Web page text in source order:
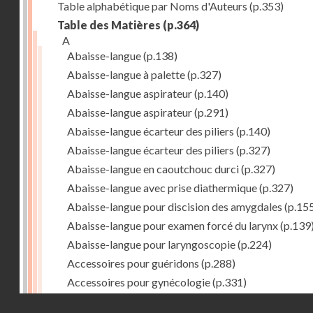
Table alphabétique par Noms d'Auteurs (p.353)
Table des Matières (p.364)
A
Abaisse-langue(p.138)
Abaisse-langue à palette(p.327)
Abaisse-langue aspirateur(p.140)
Abaisse-langue aspirateur(p.291)
Abaisse-langue écarteur des piliers (p.140)
Abaisse-langue écarteur des piliers (p.327)
Abaisse-langue en caoutchouc durci(p.327)
Abaisse-langue avec prise diathermique(p.327)
Abaisse-langue pour discision des amygdales
Abaisse-langue pour examen forcé du larynx
Abaisse-langue pour laryngoscopie(p.224)
Accessoires pour guéridons (p.288)
Accessoires pour gynécologie(p.331)